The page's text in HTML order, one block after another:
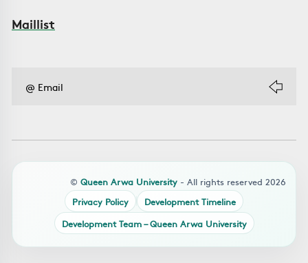
Maillist
© Queen Arwa University - All rights reserved 2026
Privacy Policy
Development Timeline
Development Team – Queen Arwa University